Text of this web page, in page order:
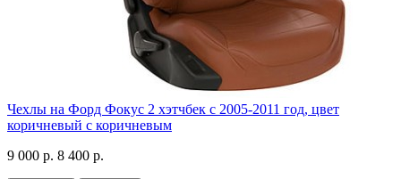
Чехлы на Форд Фокус 2 хэтчбек с 2005-2011 год, цвет
коричневый с коричневым
9 000 р. 8 400 р.